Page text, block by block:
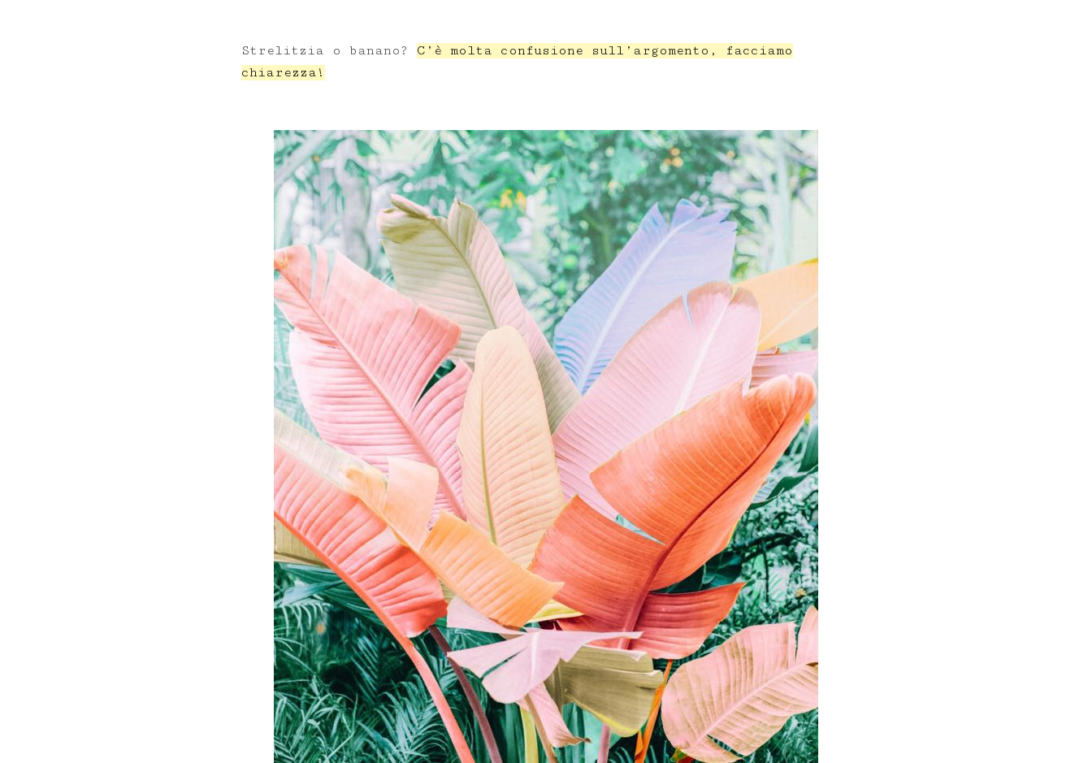
Strelitzia o banano? C’è molta confusione sull’argomento, facciamo
chiarezza!